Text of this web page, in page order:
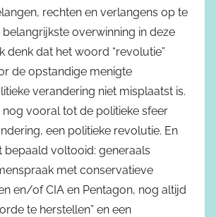
rechten en verlangens op te
belangrijkste overwinning in deze
denk dat het woord “revolutie”
de opstandige menigte
verandering niet misplaatst is.
nog vooral tot de politieke sfeer
een politieke revolutie. En
bepaald voltooid: generaals
met conservatieve
en/of CIA en Pentagon, nog altijd
te herstellen” en een